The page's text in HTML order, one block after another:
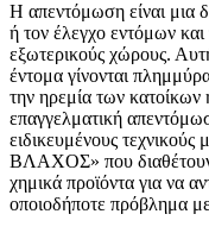
Η απεντόμωση είναι μια
ή τον έλεγχο εντόμων
εξωτερικούς χώρους.
έντομα γίνονται
την ηρεμία των
επαγγελματική
ειδικευμένους
ΒΛΑΧΟΣ» που διαθέτουν
χημικά προϊόντα για να
οποιοδήποτε πρόβλημα